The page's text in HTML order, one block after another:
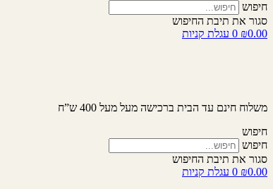
חיפוש
סגור את תיבת החיפוש
₪0.00
0 עגלת קניות
משלוח חינם עד הבית ברכישה מעל מעל 400 ש”ח
חיפוש
חיפוש
סגור את תיבת החיפוש
₪0.00
0 עגלת קניות